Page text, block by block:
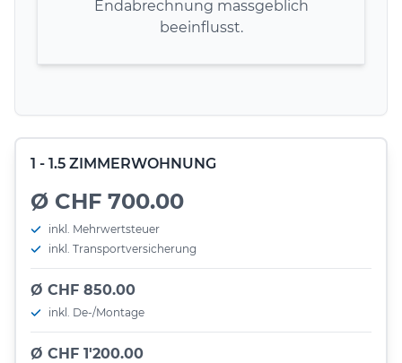
Endabrechnung massgeblich
beeinflusst.
1 - 1.5 ZIMMERWOHNUNG
Ø CHF 700.00
inkl. Mehrwertsteuer
inkl. Transportversicherung
Ø CHF 850.00
inkl. De-/Montage
Ø CHF 1'200.00